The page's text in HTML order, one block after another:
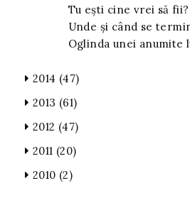
Tu ești cine vrei să fii?
Unde şi când se
Oglinda unei anumite
2014 (47)
2013 (61)
2012 (47)
2011 (20)
2010 (2)